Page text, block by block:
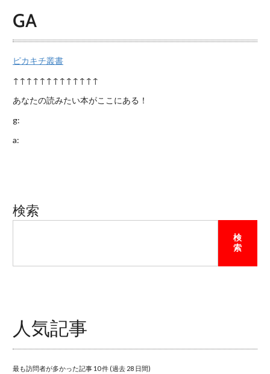
GA
ピカキチ叢書
↑↑↑↑↑↑↑↑↑↑↑↑↑
あなたの読みたい本がここにある！
g:
a:
検索
検
索
人気記事
最も訪問者が多かった記事 10 件 (過去 28 日間)